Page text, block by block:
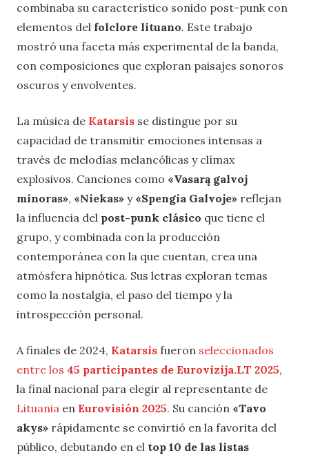
combinaba su característico sonido post-punk con
elementos del folclore lituano. Este trabajo
mostró una faceta más experimental de la banda,
con composiciones que exploran paisajes sonoros
oscuros y envolventes.
La música de Katarsis se distingue por su
capacidad de transmitir emociones intensas a
través de melodías melancólicas y clímax
explosivos. Canciones como «Vasarą galvoj
minoras», «Niekas» y «Spengia Galvoje» reflejan
la influencia del post-punk clásico que tiene el
grupo, y combinada con la producción
contemporánea con la que cuentan, crea una
atmósfera hipnótica. Sus letras exploran temas
como la nostalgia, el paso del tiempo y la
introspección personal.
A finales de 2024, Katarsis fueron seleccionados
entre los 45 participantes de Eurovizija.LT 2025,
la final nacional para elegir al representante de
Lituania en Eurovisión 2025. Su canción «Tavo
akys» rápidamente se convirtió en la favorita del
público, debutando en el top 10 de las listas